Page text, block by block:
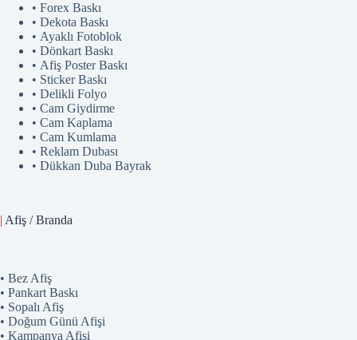
• Forex Baskı
• Dekota Baskı
• Ayaklı Fotoblok
• Dönkart Baskı
• Afiş Poster Baskı
• Sticker Baskı
• Delikli Folyo
• Cam Giydirme
• Cam Kaplama
• Cam Kumlama
• Reklam Dubası
• Dükkan Duba Bayrak
| Afiş / Branda
• Bez Afiş
• Pankart Baskı
• Sopalı Afiş
• Doğum Günü Afişi
• Kampanya Afişi